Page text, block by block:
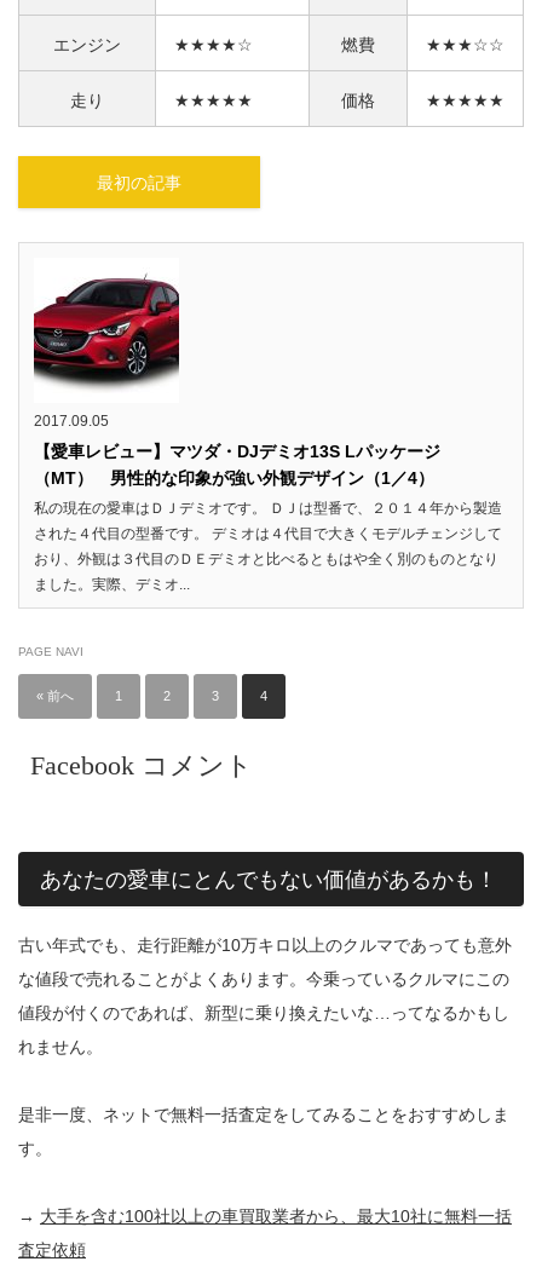
エンジン ★★★★☆ 燃費 ★★★☆☆
走り ★★★★★ 価格 ★★★★★
最初の記事
2017.09.05
【愛車レビュー】マツダ・DJデミオ13S Lパッケージ
（MT） 男性的な印象が強い外観デザイン（1／4）
私の現在の愛車はＤＪデミオです。 ＤＪは型番で、２０１４年から製造
された４代目の型番です。 デミオは４代目で大きくモデルチェンジして
おり、外観は３代目のＤＥデミオと比べるともはや全く別のものとなり
ました。実際、デミオ...
PAGE NAVI
« 前へ 1 2 3 4
Facebook コメント
あなたの愛車にとんでもない価値があるかも！
古い年式でも、走行距離が10万キロ以上のクルマであっても意外
な値段で売れることがよくあります。今乗っているクルマにこの
値段が付くのであれば、新型に乗り換えたいな…ってなるかもし
れません。
是非一度、ネットで無料一括査定をしてみることをおすすめしま
す。
→ 大手を含む100社以上の車買取業者から、最大10社に無料一括
査定依頼